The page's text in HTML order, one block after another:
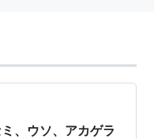
、ウソ、アカゲラ